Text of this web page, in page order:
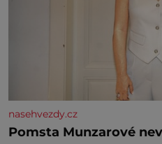
nasehvezdy.cz
Pomsta Munzarové